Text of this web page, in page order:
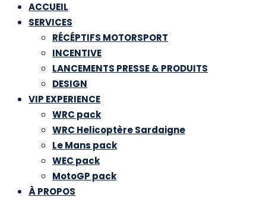
ACCUEIL
SERVICES
RÉCÉPTIFS MOTORSPORT
INCENTIVE
LANCEMENTS PRESSE & PRODUITS
DESIGN
VIP EXPERIENCE
WRC pack
WRC Helicoptère Sardaigne
Le Mans pack
WEC pack
MotoGP pack
À PROPOS